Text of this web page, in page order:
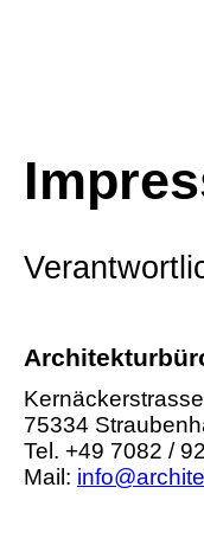
75334
Tel. +49 7082 /
Mail: